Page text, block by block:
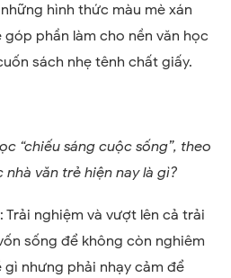
hình thức màu mè xán
phần làm cho nền văn học
sách nhẹ tênh chất giấy.
“chiếu sáng cuộc sống”, theo
văn trẻ hiện nay là gì?
: Trải nghiệm và vượt lên cả trải
sống để không còn nghiêm
nhưng phải nhạy cảm để